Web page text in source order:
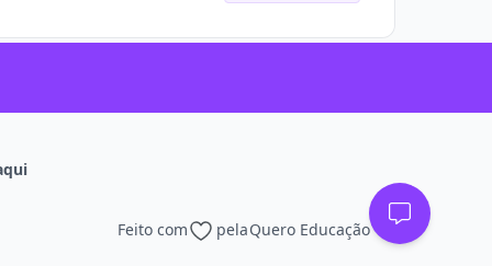
Feito com pelaQuero Educação